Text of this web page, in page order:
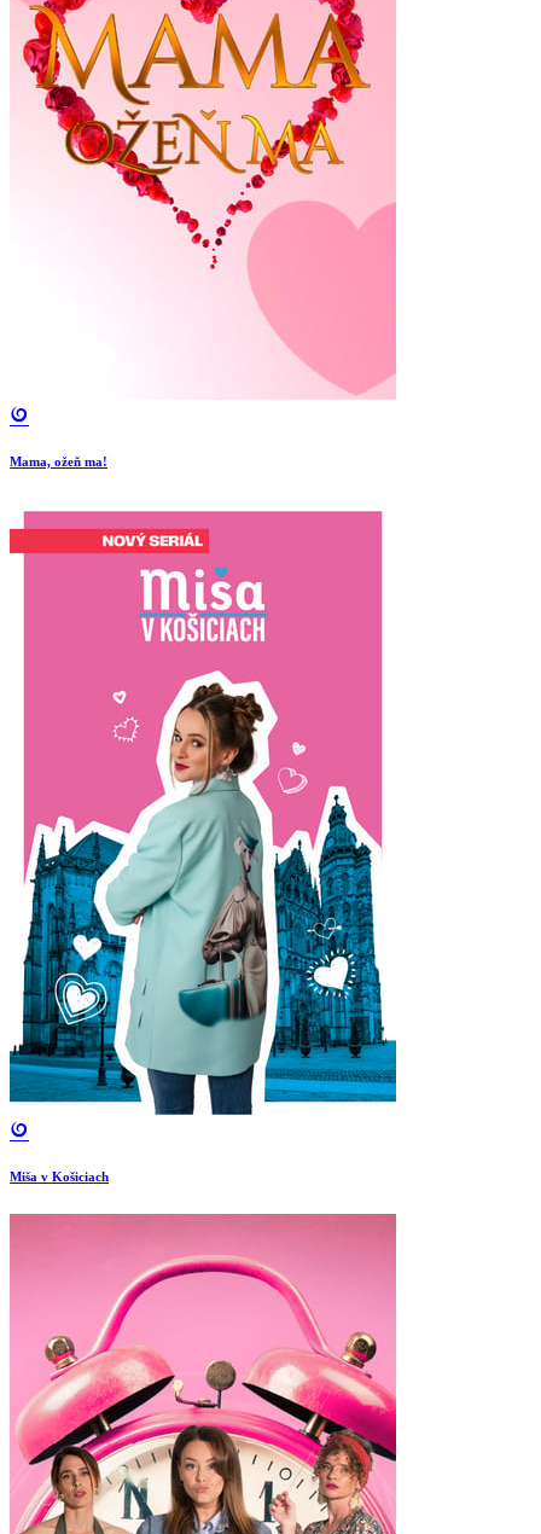
Mama, ožeň ma!
Miša v Košiciach